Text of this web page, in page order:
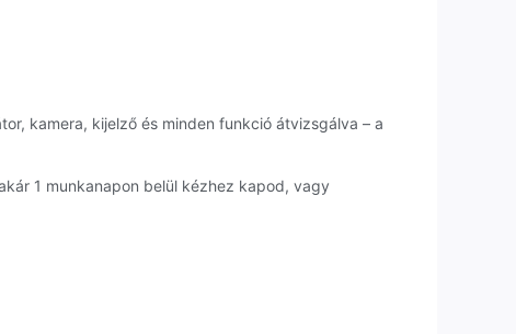
kamera, kijelző és minden funkció átvizsgálva – a
1 munkanapon belül kézhez kapod, vagy